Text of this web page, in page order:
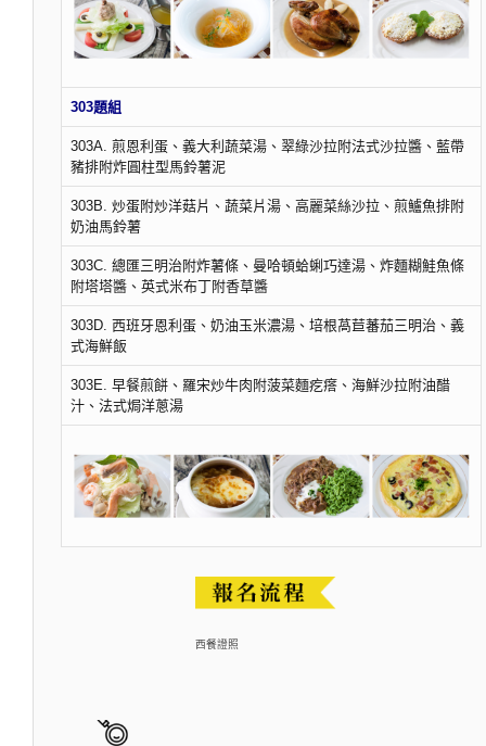
303題組
303A. 煎恩利蛋、義大利蔬菜湯、翠綠沙拉附法式沙拉醬、藍帶
豬排附炸圓柱型馬鈴薯泥
303B. 炒蛋附炒洋菇片、蔬菜片湯、高麗菜絲沙拉、煎鱸魚排附
奶油馬鈴薯
303C. 總匯三明治附炸薯條、曼哈頓蛤蜊巧達湯、炸麵糊鮭魚條
附塔塔醬、英式米布丁附香草醬
303D. 西班牙恩利蛋、奶油玉米濃湯、培根萵苣蕃茄三明治、義
式海鮮飯
303E. 早餐煎餅、羅宋炒牛肉附菠菜麵疙瘩、海鮮沙拉附油醋
汁、法式焗洋蔥湯
西餐證照